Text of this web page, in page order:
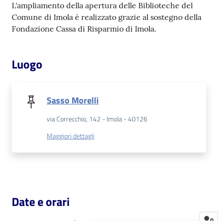
Catalogo
on line
L'ampliamento della apertura delle Biblioteche del
Comune di Imola è realizzato grazie al sostegno della
Fondazione Cassa di Risparmio di Imola.
Luogo
Sasso Morelli
via Correcchio, 142 - Imola - 40126
Maggiori dettagli
Date e orari